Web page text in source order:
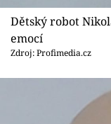
Dětský robot
emocí
Zdroj: Profimedia.cz